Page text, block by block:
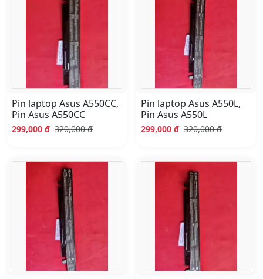
Pin laptop Asus A550CC,
Pin Asus A550CC
299,000 đ 320,000 đ
Pin laptop Asus A550L,
Pin Asus A550L
299,000 đ 320,000 đ